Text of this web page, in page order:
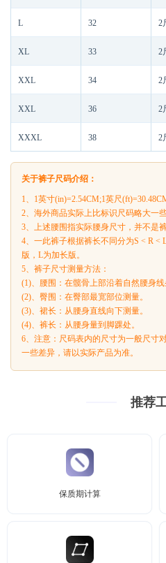
L 32 2
XL 33 2
XXL 34 2
XXL 36 2
XXXL 38 2
关于裤子尺码介绍：
1、1英寸(in)=2.54CM;1英尺
2、海外商品实际上比标识尺码略大一
3、上述腰围指实际腰身尺寸，并不是裤
4、一此裤子根据裤长不同分为S < R <
版，L为加长版。
5、裤子尺寸测量方法：
(1)、腰围：在髋骨上部沿着自然腰身线
(2)、臀围：在臀部最宽部位测量。
(3)、裙长：从腰身直线向下测量。
(4)、裤长：从腰身量到脚踝处。
6、注意：尺码表内的尺寸为一般尺寸
一些差异，请以实际产品为准。
推荐
保质期计算